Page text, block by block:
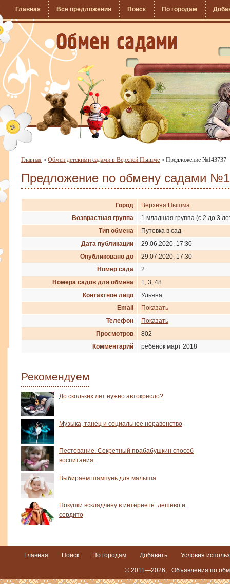
Главная Все предложения Поиск По городам
Главная » Обмен детскими садами в Верхней Пышме » Предложение №143737
Предложение по обмену садами
Город
Верхняя Пышма
Возврастная группа
1 младшая группа (с 2 до 3
Тип обмена
Путевка в сад
Дата публикации
29.06.2020, 17:30
Опубликовано до
29.07.2020, 17:30
Номер сада
2
Номера садов для обмена
1, 3, 48
Контактное лицо
Ульяна
Email
Показать
Телефон
Показать
Просмотров
802
Комментарий
ребенок март 2018
Рекомендуем
До скольких лет нужно автокресло?
Музыка, танец и социальное неравенство
Пестование. Секретный прабабушкин способ
воспитания.
Выбираем шампунь для малыша
Покупки вскладчину в интернете: дешево и
сердито
Главная Поиск По городам Добавить Условия
© 2011—2026, Объявления по